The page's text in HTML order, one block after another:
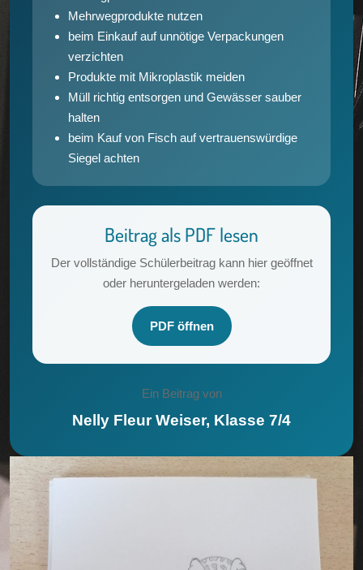
Mehrwegprodukte nutzen
beim Einkauf auf unnötige Verpackungen
verzichten
Produkte mit Mikroplastik meiden
Müll richtig entsorgen und Gewässer sauber
halten
beim Kauf von Fisch auf vertrauenswürdige
Siegel achten
Beitrag als PDF lesen
Der vollständige Schülerbeitrag kann hier geöffnet
oder heruntergeladen werden:
PDF öffnen
Ein Beitrag von
Nelly Fleur Weiser, Klasse 7/4